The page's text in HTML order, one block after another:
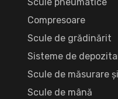
Compresoare
Scule de grădinărit
Sisteme de
Scule de măsurare
Scule de mână